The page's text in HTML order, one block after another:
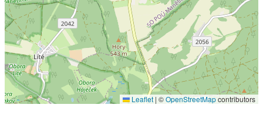
Leaflet | ©OpenStreetMapcontributors